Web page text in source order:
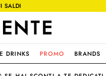
SALDI
DRINKS PROMO BRANDS